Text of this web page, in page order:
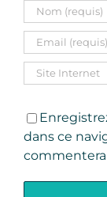
dans ce